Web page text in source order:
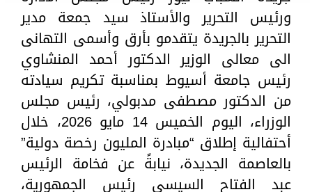
ورئيس التحرير والأستاذ سيد جمعة مدير
التحرير بالجريدة يتقدمو بأرق وأسمى التهانى
الى معالى الوزير الدكتور أحمد المنشاوي
رئيس جامعة أسيوط بمناسبة تكريم سيادته
من الدكتور مصطفى مدبولي، رئيس مجلس
الوزراء، اليوم الخميس 14 مايو 2026، خلال
أحتفالية إطلاق “مبادرة المليون رخصة دولية”
بالعاصمة الجديدة، نيابةً عن فخامة الرئيس
عبد الفتاح السيسي رئيس الجمهورية،